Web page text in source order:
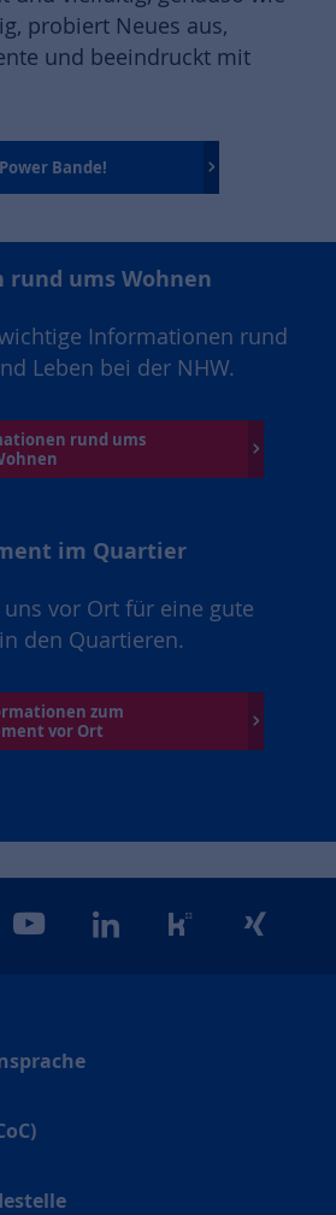
probiert Neues aus,
und beeindruckt mit
Bande!
ums Wohnen
Informationen rund
Leben bei der NHW.
rund ums
im Quartier
vor Ort für eine gute
den Quartieren.
zum
vor Ort
youtubelinkedinkununuxing